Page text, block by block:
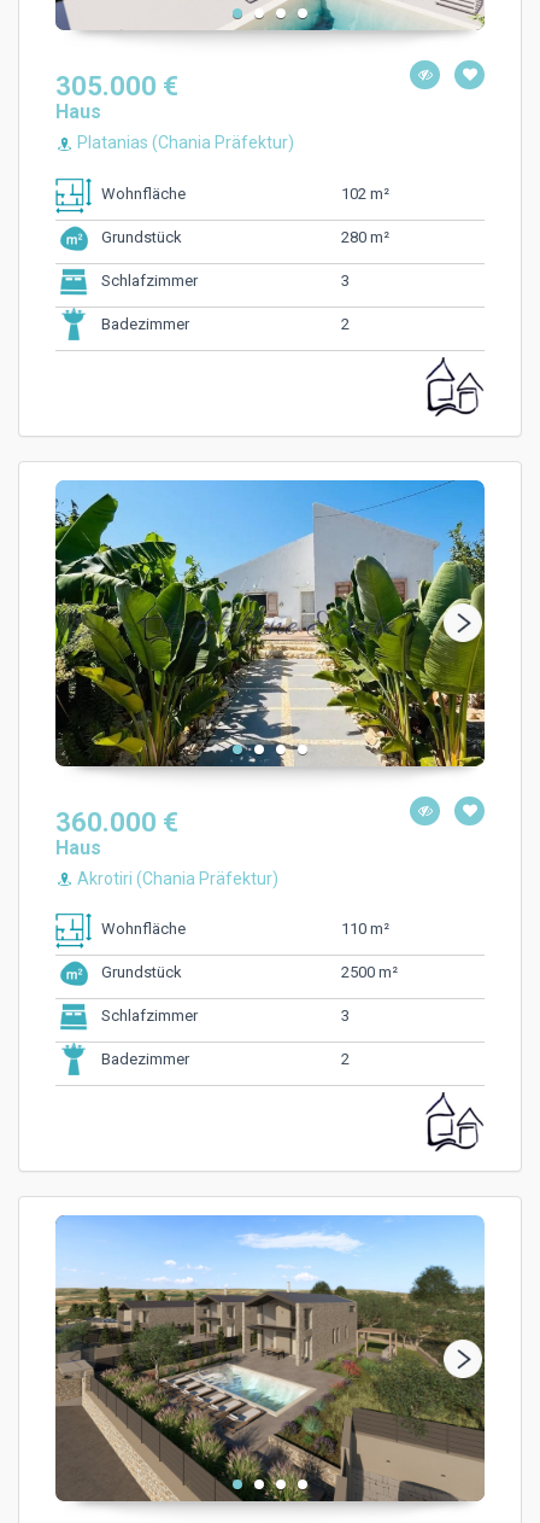
305.000 €
Haus
Platanias (Chania Präfektur)
Wohnfläche 102 m²
Grundstück 280 m²
Schlafzimmer 3
Badezimmer 2
360.000 €
Haus
Akrotiri (Chania Präfektur)
Wohnfläche 110 m²
Grundstück 2500 m²
Schlafzimmer 3
Badezimmer 2